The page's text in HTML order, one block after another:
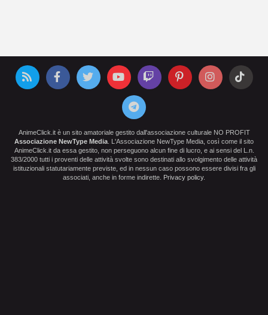
AnimeClick.it è un sito amatoriale gestito dall'associazione culturale NO PROFIT
Associazione NewType Media . L'Associazione NewType Media, così come il sito
AnimeClick.it da essa gestito, non perseguono alcun fine di lucro, e ai sensi del L.n.
383/2000 tutti i proventi delle attività svolte sono destinati allo svolgimento delle attività
istituzionali statutariamente previste, ed in nessun caso possono essere divisi fra gli
associati, anche in forme indirette. Privacy policy.